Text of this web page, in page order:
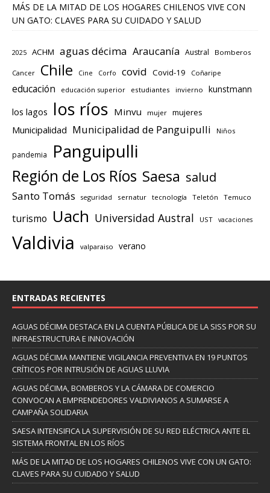
MÁS DE LA MITAD DE LOS HOGARES CHILENOS VIVE CON
UN GATO: CLAVES PARA SU CUIDADO Y SALUD
2025 ACHM aguas décima Araucanía Austral Bomberos
Cancer Chile Cine Corfo covid Covid-19 Coñaripe
educación educación superior estudiantes invierno kunstmann
los lagos los ríos Minvu mujer mujeres
Municipalidad Municipalidad de Panguipulli Niños
pandemia Panguipulli
Región de Los Ríos Saesa salud
Santo Tomás seguridad sernatur tecnología Teletón Temuco
turismo Uach Universidad Austral UST vacaciones
Valdivia valparaiso verano
ENTRADAS RECIENTES
AGUAS DÉCIMA DESTACA EN LA CUENTA PÚBLICA DE LA SISS POR SU
INFRAESTRUCTURA E INNOVACIÓN
AGUAS DÉCIMA MANTIENE VIGILANCIA PREVENTIVA EN 19 PUNTOS
CRÍTICOS POR INTRUSIÓN DE AGUAS LLUVIA
AGUAS DÉCIMA, BOMBEROS Y LA CÁMARA DE COMERCIO
CONVOCAN A EMPRENDEDORES VALDIVIANOS A SUMARSE A
CAMPAÑA SOLIDARIA
SAESA INTENSIFICA LA SUPERVISIÓN DE SU RED ELÉCTRICA ANTE EL
SISTEMA FRONTAL EN LOS RÍOS
MÁS DE LA MITAD DE LOS HOGARES CHILENOS VIVE CON UN GATO:
CLAVES PARA SU CUIDADO Y SALUD